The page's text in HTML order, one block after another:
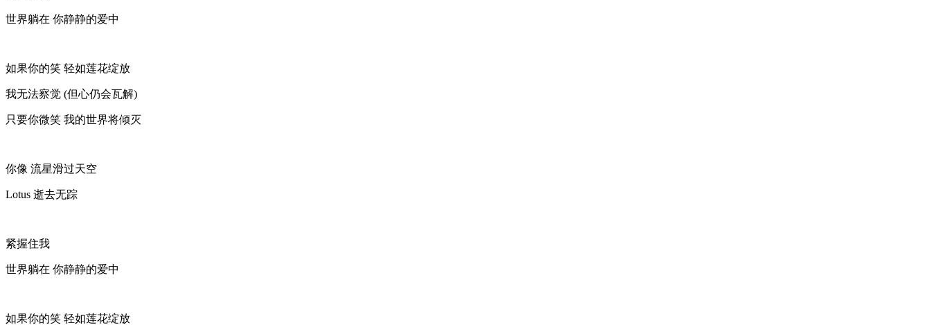
世界躺在 你静静的爱中
如果你的笑 轻如莲花绽放
我无法察觉 (但心仍会瓦解)
只要你微笑 我的世界将倾灭
你像 流星滑过天空
Lotus 逝去无踪
紧握住我
世界躺在 你静静的爱中
如果你的笑 轻如莲花绽放